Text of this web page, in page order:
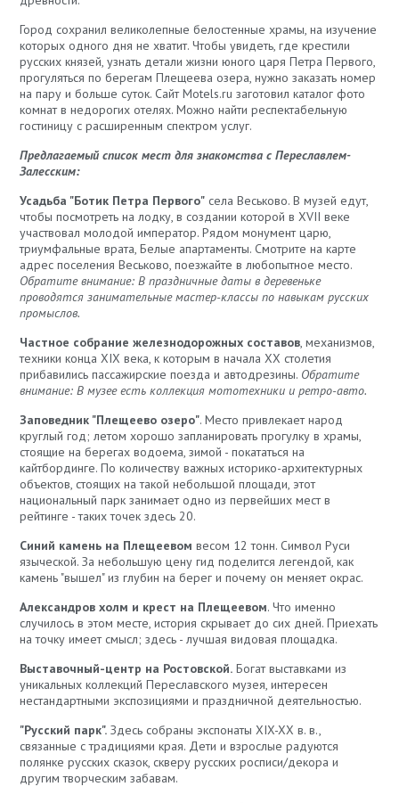
Город сохранил великолепные белостенные храмы, на изучение
которых одного дня не хватит. Чтобы увидеть, где крестили
русских князей, узнать детали жизни юного царя Петра Первого,
прогуляться по берегам Плещеева озера, нужно заказать номер
на пару и больше суток. Сайт Motels.ru заготовил каталог фото
комнат в недорогих отелях. Можно найти респектабельную
гостиницу с расширенным спектром услуг.
Предлагаемый список мест для знакомства с Переславлем-
Залесским:
Усадьба "Ботик Петра Первого"села Веськово. В музей едут,
чтобы посмотреть на лодку, в создании которой в XVII веке
участвовал молодой император. Рядом монумент царю,
триумфальные врата, Белые апартаменты. Смотрите на карте
адрес поселения Веськово, поезжайте в любопытное место.
Обратите внимание: В праздничные даты в деревеньке
проводятся занимательные мастер-классы по навыкам русских
промыслов.
Частное собрание железнодорожных составов, механизмов,
техники конца XIX века, к которым в начала XX столетия
прибавились пассажирские поезда и автодрезины. Обратите
внимание: В музее есть коллекция мототехники и ретро-авто.
Заповедник "Плещеево озеро". Место привлекает народ
круглый год; летом хорошо запланировать прогулку в храмы,
стоящие на берегах водоема, зимой - покататься на
кайтбординге. По количеству важных историко-архитектурных
объектов, стоящих на такой небольшой площади, этот
национальный парк занимает одно из первейших мест в
рейтинге - таких точек здесь 20.
Синий камень на Плещеевом весом 12 тонн. Символ Руси
языческой. За небольшую цену гид поделится легендой, как
камень "вышел" из глубин на берег и почему он меняет окрас.
Александров холм и крест на Плещеевом. Что именно
случилось в этом месте, история скрывает до сих дней. Приехать
на точку имеет смысл; здесь - лучшая видовая площадка.
Выставочный-центр на Ростовской.Богат выставками из
уникальных коллекций Переславского музея, интересен
нестандартными экспозициями и праздничной деятельностью.
"Русский парк".Здесь собраны экспонаты XIX-XX в. в.,
связанные с традициями края. Дети и взрослые радуются
полянке русских сказок, скверу русских росписи/декора и
другим творческим забавам.